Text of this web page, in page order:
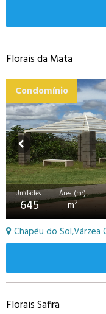
Florais da Mata
Condomínio
Unidades
645
Área (m²)
m2
Chapéu do
Florais Safira